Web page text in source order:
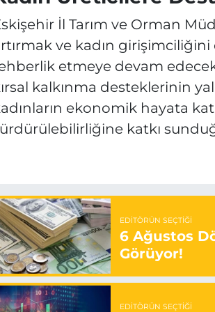
İl Tarım ve Orman
ve kadın
etmeye devam
kalkınma desteklerinin
ekonomik hayata
katkı
EDITÖRÜN SEÇTIĞI
6 Ağustos
Görüyor!
EDITÖRÜN SEÇTIĞI